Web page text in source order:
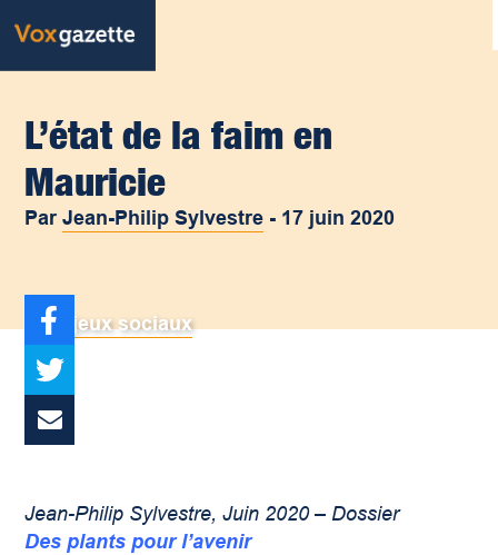
L’état de la faim en
Mauricie
ParJean-Philip Sylvestre - 17 juin 2020
Enjeux sociaux
Jean-Philip Sylvestre, Juin 2020 – Dossier
Des plants pour l’avenir